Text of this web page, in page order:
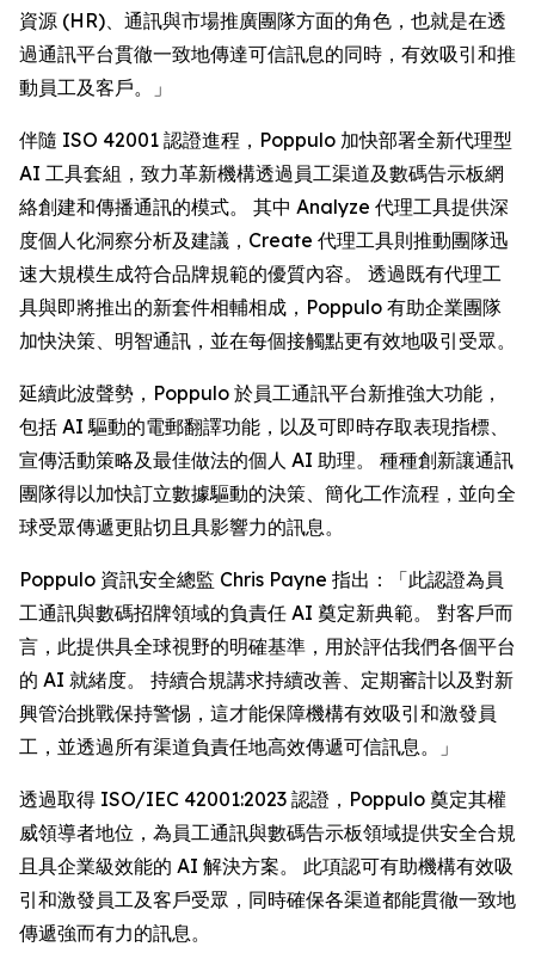
資源 (HR)、通訊與市場推廣團隊方面的角色，也就是在透
過通訊平台貫徹一致地傳達可信訊息的同時，有效吸引和推
動員工及客戶。」
伴隨 ISO 42001 認證進程，Poppulo 加快部署全新代理型
AI 工具套組，致力革新機構透過員工渠道及數碼告示板網
絡創建和傳播通訊的模式。 其中 Analyze 代理工具提供深
度個人化洞察分析及建議， Create 代理工具則推動團隊迅
速大規模生成符合品牌規範的優質內容。 透過既有代理工
具與即將推出的新套件相輔相成，Poppulo 有助企業團隊
加快決策、明智通訊，並在每個接觸點更有效地吸引受眾。
延續此波聲勢，Poppulo 於員工通訊平台新推強大功能，
包括 AI 驅動的電郵翻譯功能，以及可即時存取表現指標、
宣傳活動策略及最佳做法的個人 AI 助理。 種種創新讓通訊
團隊得以加快訂立數據驅動的決策、簡化工作流程，並向全
球受眾傳遞更貼切且具影響力的訊息。
Poppulo 資訊安全總監 Chris Payne 指出：「此認證為員
工通訊與數碼招牌領域的負責任 AI 奠定新典範。 對客戶而
言，此提供具全球視野的明確基準，用於評估我們各個平台
的 AI 就緒度。 持續合規講求持續改善、定期審計以及對新
興管治挑戰保持警惕，這才能保障機構有效吸引和激發員
工，並透過所有渠道負責任地高效傳遞可信訊息。」
透過取得 ISO/IEC 42001:2023 認證，Poppulo 奠定其權
威領導者地位，為員工通訊與數碼告示板領域提供安全合規
且具企業級效能的 AI 解決方案。 此項認可有助機構有效吸
引和激發員工及客戶受眾，同時確保各渠道都能貫徹一致地
傳遞強而有力的訊息。